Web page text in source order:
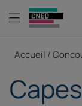
Menu
Accueil